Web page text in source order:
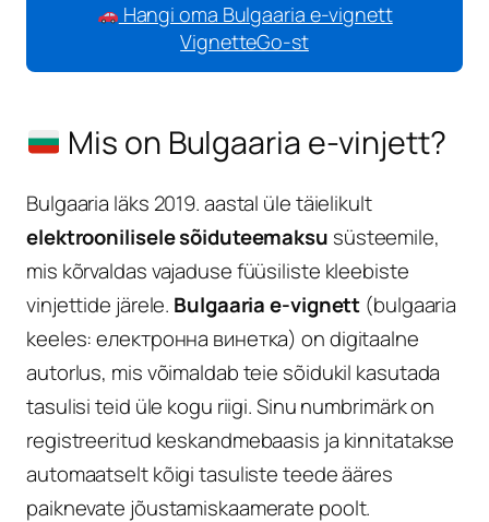
Hangi oma Bulgaaria e-vignett
VignetteGo-st
Mis on Bulgaaria e-vinjett?
Bulgaaria läks 2019. aastal üle täielikult
elektroonilisele sõiduteemaksu süsteemile,
mis kõrvaldas vajaduse füüsiliste kleebiste
vinjettide järele. Bulgaaria e-vignett (bulgaaria
keeles: електронна винетка) on digitaalne
autorlus, mis võimaldab teie sõidukil kasutada
tasulisi teid üle kogu riigi. Sinu numbrimärk on
registreeritud keskandmebaasis ja kinnitatakse
automaatselt kõigi tasuliste teede ääres
paiknevate jõustamiskaamerate poolt.